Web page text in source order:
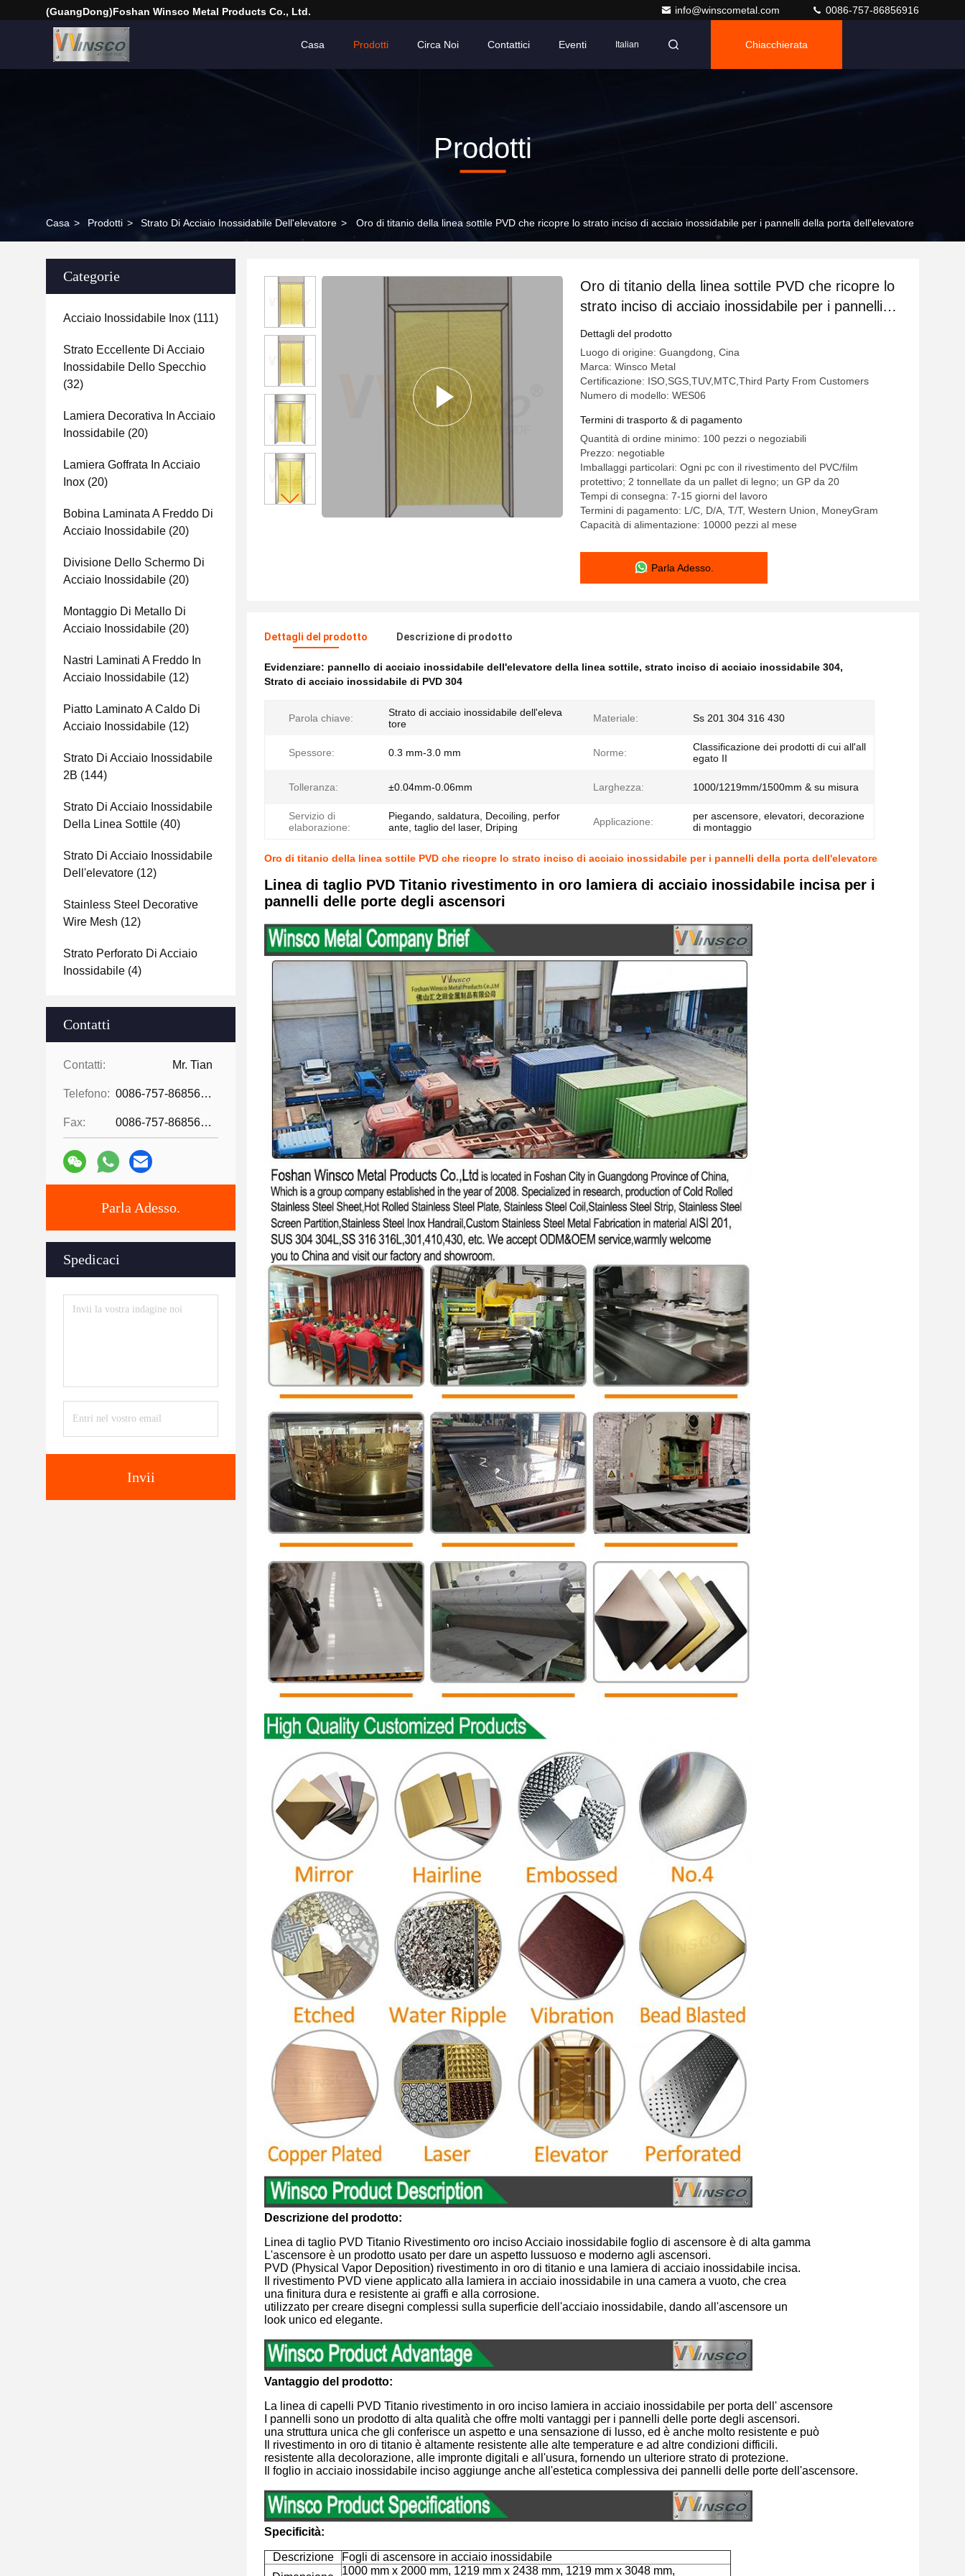
(GuangDong)Foshan Winsco Metal Products Co., Ltd. info@winscometal.com 0086-757-86856916
Casa Prodotti Circa Noi Contattici Eventi Italian Chiacchierata
Prodotti
Casa > Prodotti > Strato Di Acciaio Inossidabile Dell'elevatore > Oro di titanio della linea sottile PVD che ricopre lo strato inciso di acciaio inossidabile per i pannelli della porta dell'elevatore
Categorie
Acciaio Inossidabile Inox (111)
Strato Eccellente Di Acciaio
Inossidabile Dello Specchio
(32)
Lamiera Decorativa In Acciaio
Inossidabile (20)
Lamiera Goffrata In Acciaio
Inox (20)
Bobina Laminata A Freddo Di
Acciaio Inossidabile (20)
Divisione Dello Schermo Di
Acciaio Inossidabile (20)
Montaggio Di Metallo Di
Acciaio Inossidabile (20)
Nastri Laminati A Freddo In
Acciaio Inossidabile (12)
Piatto Laminato A Caldo Di
Acciaio Inossidabile (12)
Strato Di Acciaio Inossidabile
2B (144)
Strato Di Acciaio Inossidabile
Della Linea Sottile (40)
Strato Di Acciaio Inossidabile
Dell'elevatore (12)
Stainless Steel Decorative
Wire Mesh (12)
Strato Perforato Di Acciaio
Inossidabile (4)
Contatti
Contatti: Mr. Tian
Telefono: 0086-757-86856916
Fax: 0086-757-86856916
Parla Adesso.
Spedicaci
Invii
Oro di titanio della linea sottile PVD che ricopre lo
strato inciso di acciaio inossidabile per i pannelli
della porta dell'elevatore
Dettagli del prodotto
Luogo di origine: Guangdong, Cina
Marca: Winsco Metal
Certificazione: ISO,SGS,TUV,MTC,Third Party From Customers
Numero di modello: WES06
Termini di trasporto & di pagamento
Quantità di ordine minimo: 100 pezzi o negoziabili
Prezzo: negotiable
Imballaggi particolari: Ogni pc con il rivestimento del PVC/film
protettivo; 2 tonnellate da un pallet di legno; un GP da 20
Tempi di consegna: 7-15 giorni del lavoro
Termini di pagamento: L/C, D/A, T/T, Western Union, MoneyGram
Capacità di alimentazione: 10000 pezzi al mese
Parla Adesso.
Dettagli del prodotto Descrizione di prodotto
Evidenziare: pannello di acciaio inossidabile dell'elevatore della linea sottile, strato inciso di acciaio inossidabile 304,
Strato di acciaio inossidabile di PVD 304
Parola chiave:
Strato di acciaio inossidabile dell'eleva
tore
Materiale: Ss 201 304 316 430
Spessore: 0.3 mm-3.0 mm Norme:
Classificazione dei prodotti di cui all'all
egato II
Tolleranza: ±0.04mm-0.06mm Larghezza: 1000/1219mm/1500mm & su misura
Servizio di
elaborazione:
Piegando, saldatura, Decoiling, perfor
ante, taglio del laser, Driping
Applicazione:
per ascensore, elevatori, decorazione
di montaggio
Oro di titanio della linea sottile PVD che ricopre lo strato inciso di acciaio inossidabile per i pannelli della porta dell'elevatore
Linea di taglio PVD Titanio rivestimento in oro lamiera di acciaio inossidabile incisa per i
pannelli delle porte degli ascensori
Descrizione del prodotto:
Linea di taglio PVD Titanio Rivestimento oro inciso Acciaio inossidabile foglio di ascensore è di alta gamma
L'ascensore è un prodotto usato per dare un aspetto lussuoso e moderno agli ascensori.
PVD (Physical Vapor Deposition) rivestimento in oro di titanio e una lamiera di acciaio inossidabile incisa.
Il rivestimento PVD viene applicato alla lamiera in acciaio inossidabile in una camera a vuoto, che crea
una finitura dura e resistente ai graffi e alla corrosione.
utilizzato per creare disegni complessi sulla superficie dell'acciaio inossidabile, dando all'ascensore un
look unico ed elegante.
Vantaggio del prodotto:
La linea di capelli PVD Titanio rivestimento in oro inciso lamiera in acciaio inossidabile per porta dell' ascensore
I pannelli sono un prodotto di alta qualità che offre molti vantaggi per i pannelli delle porte degli ascensori.
una struttura unica che gli conferisce un aspetto e una sensazione di lusso, ed è anche molto resistente e può
Il rivestimento in oro di titanio è altamente resistente alle alte temperature e ad altre condizioni difficili.
resistente alla decolorazione, alle impronte digitali e all'usura, fornendo un ulteriore strato di protezione.
Il foglio in acciaio inossidabile inciso aggiunge anche all'estetica complessiva dei pannelli delle porte dell'ascensore.
Specificità:
Descrizione
Fogli di ascensore in acciaio inossidabile
1000 mm x 2000 mm, 1219 mm x 2438 mm, 1219 mm x 3048 mm,